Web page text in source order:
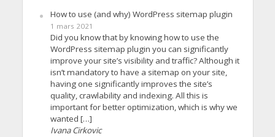
How to use (and why) WordPress sitemap plugin
1 mars 2021
Did you know that by knowing how to use the
WordPress sitemap plugin you can significantly
improve your site’s visibility and traffic? Although it
isn’t mandatory to have a sitemap on your site,
having one significantly improves the site’s
quality, crawlability and indexing. All this is
important for better optimization, which is why we
wanted […]
Ivana Cirkovic